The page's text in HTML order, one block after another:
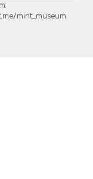
mint_museum